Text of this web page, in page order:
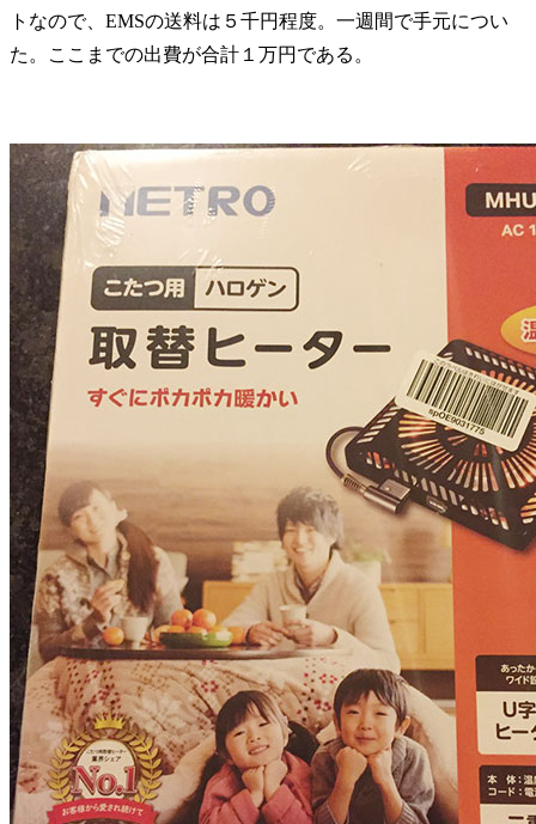
トなので、EMSの送料は５千円程度。一週間で手元につい
た。ここまでの出費が合計１万円である。